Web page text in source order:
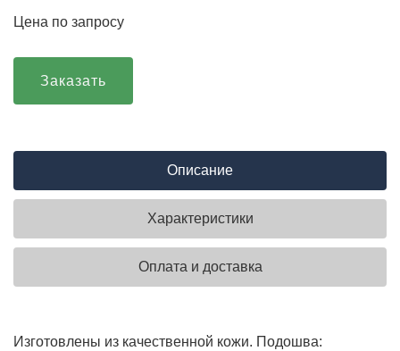
Цена по запросу
Заказать
Описание
Характеристики
Оплата и доставка
Изготовлены из качественной кожи. Подошва: